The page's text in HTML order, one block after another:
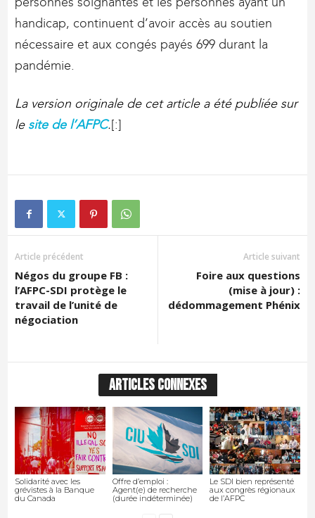
handicap, continuent d’avoir accès au soutien
nécessaire et aux congés payés 699 durant la
pandémie.
La version originale de cet article a été publiée sur
le site de l’AFPC.[:]
Article précédent
Négos du groupe FB :
l’AFPC-SDI protège le
travail de l’unité de
négociation
Article suivant
Foire aux questions
(mise à jour) :
dédommagement Phénix
ARTICLES CONNEXES
Solidarité avec les
grévistes à la Banque
du Canada
Offre d’emploi :
Agent(e) de recherche
(durée indéterminée)
Le SDI bien représenté
aux congrès régionaux
de l’AFPC